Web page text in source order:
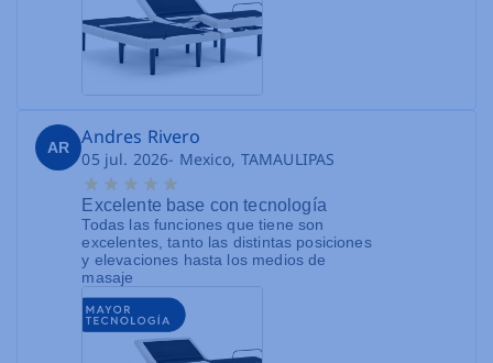
AR Andres Rivero
05 jul. 2026- Mexico, TAMAULIPAS
Excelente base con tecnología
Todas las funciones que tiene son
excelentes, tanto las distintas posiciones
y elevaciones hasta los medios de
masaje